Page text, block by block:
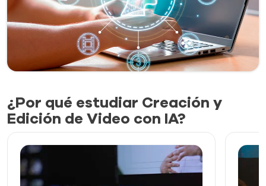
¿Por qué estudiar Creación y
Edición de Video con IA?